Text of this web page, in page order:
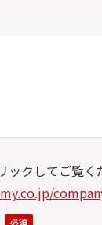
ックしてご覧く